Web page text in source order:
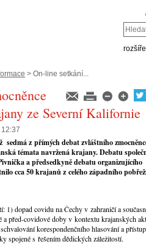
Hledat
> On-line setkání...
ze Severní Kalifornie
z přímých debat zvláštního
témata navržená krajany. Debatu
a předsedkyně debatu organizujícího
cca 50 krajanů z celého západního
1) dopad covidu na Čechy v zahraničí a
před-covidové doby v kontextu krajanských
korespondenčního hlasování a přístup
spojené s řešením dědických záležitostí.